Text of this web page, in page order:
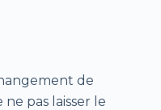
de
pas laisser le